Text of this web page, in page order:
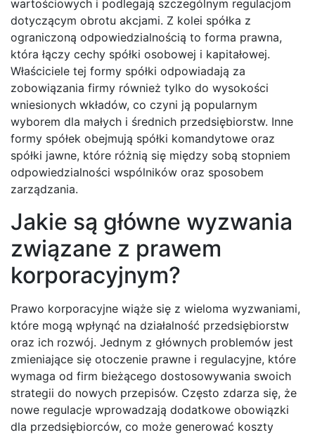
wartościowych i podlegają szczególnym regulacjom
dotyczącym obrotu akcjami. Z kolei spółka z
ograniczoną odpowiedzialnością to forma prawna,
która łączy cechy spółki osobowej i kapitałowej.
Właściciele tej formy spółki odpowiadają za
zobowiązania firmy również tylko do wysokości
wniesionych wkładów, co czyni ją popularnym
wyborem dla małych i średnich przedsiębiorstw. Inne
formy spółek obejmują spółki komandytowe oraz
spółki jawne, które różnią się między sobą stopniem
odpowiedzialności wspólników oraz sposobem
zarządzania.
Jakie są główne wyzwania
związane z prawem
korporacyjnym?
Prawo korporacyjne wiąże się z wieloma wyzwaniami,
które mogą wpłynąć na działalność przedsiębiorstw
oraz ich rozwój. Jednym z głównych problemów jest
zmieniające się otoczenie prawne i regulacyjne, które
wymaga od firm bieżącego dostosowywania swoich
strategii do nowych przepisów. Często zdarza się, że
nowe regulacje wprowadzają dodatkowe obowiązki
dla przedsiębiorców, co może generować koszty